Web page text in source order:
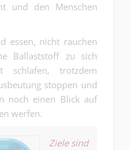
und den Menschen
essen, nicht rauchen
Ballaststoff zu sich
schlafen, trotzdem
stoppen und
noch einen Blick auf
werfen.
Ziele sind